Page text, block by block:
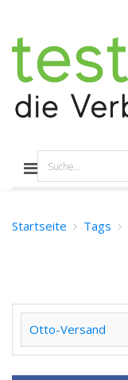
Startseite Tags
Otto-Versand